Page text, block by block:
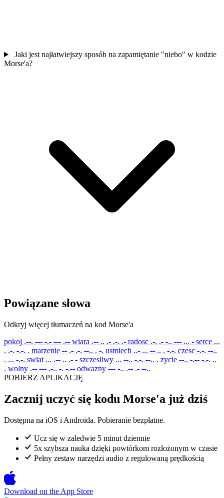
Jaki jest najłatwiejszy sposób na zapamiętanie "niebo" w kodzie
Morse'a?
Powiązane słowa
Odkryj więcej tłumaczeń na kod Morse'a
pokoj .--. --- -.- --- .-- wiara .-- .. .- .-. .- radosc .-. .- -.. --- ... - serce ...
. .-. -.-. . marzenie -- .- .-. --.. . -. usmiech ..- ... -- .. . -.-. czesc -.-. --..
. ... -.-. swiat ... .-- .. .- - szczesliwy ... --.. -.-. --.. . zycie --.. -.-- -.-. ..
. wolny .-- --- .-.. -. -.-- odwazny --- -.. .-- .- --..
POBIERZ APLIKACJĘ
Zacznij uczyć się kodu Morse'a już dziś
Dostępna na iOS i Androida. Pobieranie bezpłatne.
Ucz się w zaledwie 5 minut dziennie
5x szybsza nauka dzięki powtórkom rozłożonym w czasie
Pełny zestaw narzędzi audio z regulowaną prędkością
Download on the App Store